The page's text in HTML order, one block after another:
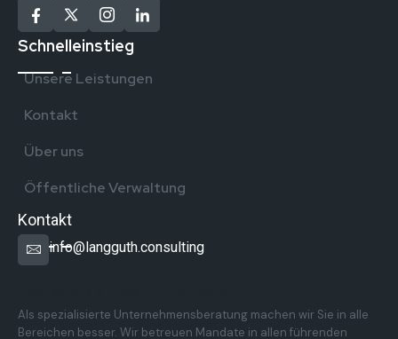
Schnelleinstieg
Unsere Leistungen
Kontakt
Über uns
Öffentliche Verwaltung
Kontakt
info@langguth.consulting
Als spezialisierte Unternehmensberatung machen wir Sie in alle
Bereichen besser. Wir betreuen Mandate in allen führenden